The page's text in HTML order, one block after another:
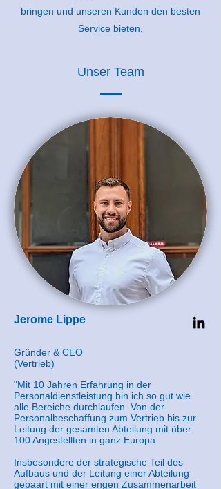
bringen und unseren Kunden den besten
Service bieten.
Unser Team
Jerome Lippe
Gründer & CEO
(Vertrieb)
"Mit 10 Jahren Erfahrung in der
Personaldienstleistung bin ich so gut wie
alle Bereiche durchlaufen. Von der
Personalbeschaffung zum Vertrieb bis zur
Leitung der gesamten Abteilung mit über
100 Angestellten in ganz Europa.
Insbesondere der strategische Teil des
Aufbaus und der Leitung einer Abteilung
gepaart mit einer engen Zusammenarbeit